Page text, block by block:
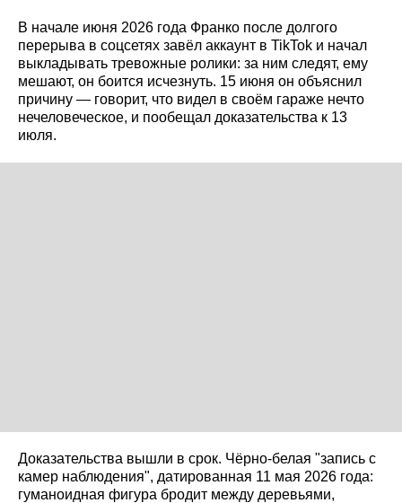
В начале июня 2026 года Франко после долгого
перерыва в соцсетях завёл аккаунт в TikTok и начал
выкладывать тревожные ролики: за ним следят, ему
мешают, он боится исчезнуть. 15 июня он объяснил
причину — говорит, что видел в своём гараже нечто
нечеловеческое, и пообещал доказательства к 13
июля.
Доказательства вышли в срок. Чёрно-белая "запись с
камер наблюдения", датированная 11 мая 2026 года:
гуманоидная фигура бродит между деревьями,